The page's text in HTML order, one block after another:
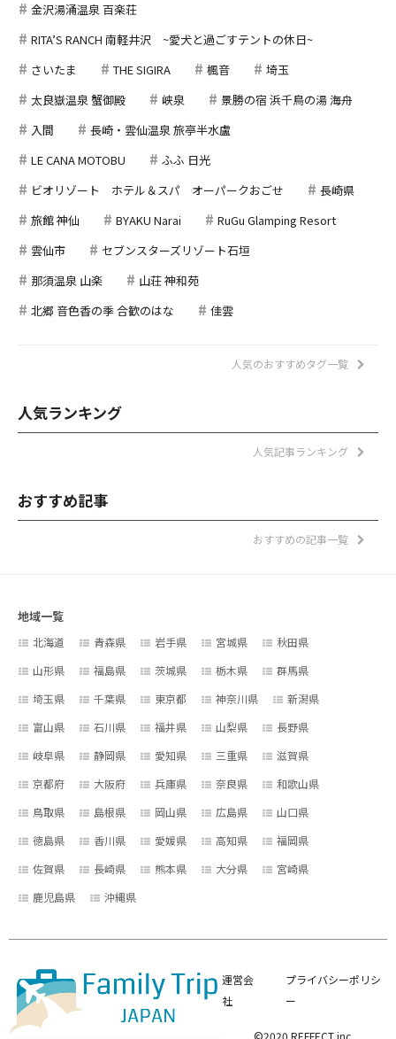
金沢湯涌温泉 百楽荘
RITA’S RANCH 南軽井沢 ~愛犬と過ごすテントの休日~
さいたま
THE SIGIRA 楓音
埼玉
太良嶽温泉 蟹御殿
峡泉
景勝の宿 浜千鳥の湯 海舟
入間
長崎・雲仙温泉 旅亭半水盧
LE CANA MOTOBU
ふふ 日光
ビオリゾート ホテル＆スパ オーパークおごせ
長崎県
旅館 神仙
BYAKU Narai
RuGu Glamping Resort
雲仙市
セブンスターズリゾート石垣
那須温泉 山楽
山荘 神和苑
北郷 音色香の季 合歓のはな
佳雲
人気のおすすめタグ一覧
人気ランキング
人気記事ランキング
おすすめ記事
おすすめの記事一覧
地域一覧
北海道 青森県 岩手県 宮城県
秋田県
山形県
福島県 茨城県 栃木県
群馬県
埼玉県
千葉県 東京都 神奈川県
新潟県
富山県
石川県 福井県 山梨県
長野県
岐阜県
静岡県 愛知県 三重県
滋賀県
京都府
大阪府 兵庫県 奈良県
和歌山県
鳥取県
島根県 岡山県 広島県
山口県
徳島県
香川県 愛媛県 高知県
福岡県
佐賀県
長崎県 熊本県 大分県
宮崎県
鹿児島県
沖縄県
運営会
社
プライバシーポリシ
ー